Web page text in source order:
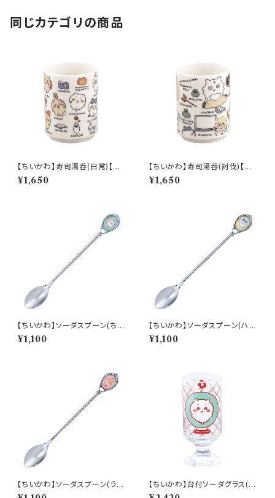
同じカテゴリの商品
【ちいかわ】寿司湯呑(日常)【CK
W50】CKW51-327
¥1,650
【ちいかわ】寿司湯呑(討伐)【CK
W50】CKW52-327
¥1,650
【ちいかわ】ソーダスプーン(ちい
かわ)【CKW40】CKW41-850
¥1,100
【ちいかわ】ソーダスプーン(ハチ
ワレ)【CKW40】CKW42-850
¥1,100
【ちいかわ】ソーダスプーン(うさ
ぎ)【CKW40】CKW43-850
【ちいかわ】台付ソーダグラス(ち
いかわ)【CKW40】CKW41-81